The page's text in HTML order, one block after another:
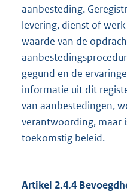
aanbesteding.
levering, dienst of
waarde van de
gegund en de
informatie uit dit
van aanbestedingen,
verantwoording, maar
toekomstig beleid.
Artikel 2.4.4